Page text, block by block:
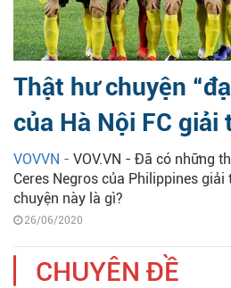
Thật hư chuyện
của Hà Nội FC giải
VOVVN - VOV.VN - Đã có những
Ceres Negros của Philippines giải
chuyện này là gì?
26/06/2020
CHUYÊN ĐỀ